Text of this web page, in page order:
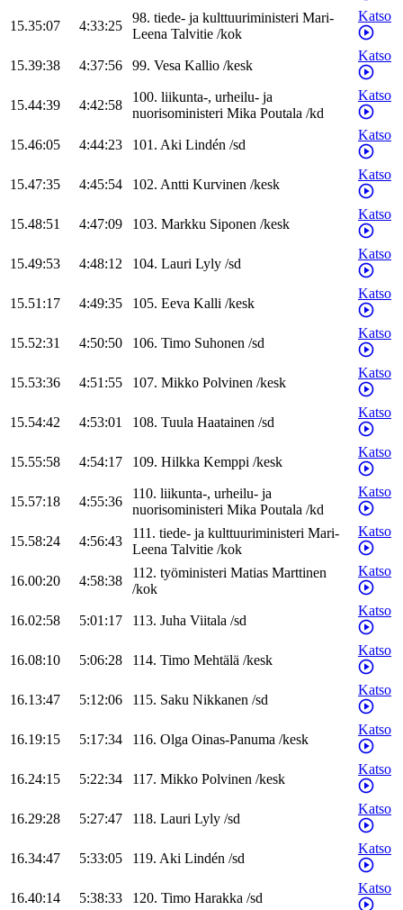
15.35:07 4:33:25
98. tiede- ja kulttuuriministeri Mari-
Leena Talvitie /kok
Katso
15.39:38 4:37:56 99. Vesa Kallio /kesk
Katso
15.44:39 4:42:58
100. liikunta-, urheilu- ja
nuorisoministeri Mika Poutala /kd
Katso
15.46:05 4:44:23 101. Aki Lindén /sd
Katso
15.47:35 4:45:54 102. Antti Kurvinen /kesk
Katso
15.48:51 4:47:09 103. Markku Siponen /kesk
Katso
15.49:53 4:48:12 104. Lauri Lyly /sd
Katso
15.51:17 4:49:35 105. Eeva Kalli /kesk
Katso
15.52:31 4:50:50 106. Timo Suhonen /sd
Katso
15.53:36 4:51:55 107. Mikko Polvinen /kesk
Katso
15.54:42 4:53:01 108. Tuula Haatainen /sd
Katso
15.55:58 4:54:17 109. Hilkka Kemppi /kesk
Katso
15.57:18 4:55:36
110. liikunta-, urheilu- ja
nuorisoministeri Mika Poutala /kd
Katso
15.58:24 4:56:43
111. tiede- ja kulttuuriministeri Mari-
Leena Talvitie /kok
Katso
16.00:20 4:58:38
112. työministeri Matias Marttinen
/kok
Katso
16.02:58 5:01:17 113. Juha Viitala /sd
Katso
16.08:10 5:06:28 114. Timo Mehtälä /kesk
Katso
16.13:47 5:12:06 115. Saku Nikkanen /sd
Katso
16.19:15 5:17:34 116. Olga Oinas-Panuma /kesk
Katso
16.24:15 5:22:34 117. Mikko Polvinen /kesk
Katso
16.29:28 5:27:47 118. Lauri Lyly /sd
Katso
16.34:47 5:33:05 119. Aki Lindén /sd
Katso
16.40:14 5:38:33 120. Timo Harakka /sd
Katso